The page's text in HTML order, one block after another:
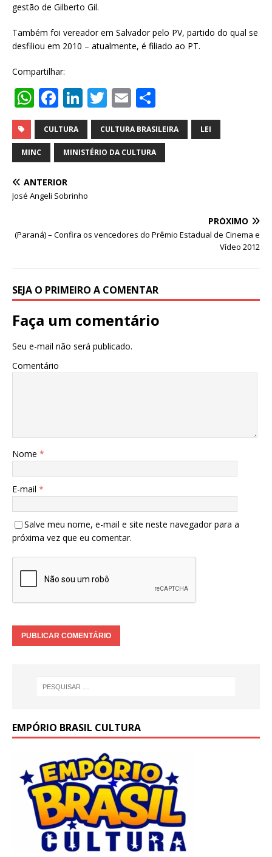
gestão de Gilberto Gil.
Também foi vereador em Salvador pelo PV, partido do qual se
desfiliou em 2010 – atualmente, é filiado ao PT.
Compartilhar:
W
h
at
s
A
p
F
a
c
e
b
o
k
Li
n
k
e
n
T
w
it
te
E
m
ai
l
h
ar
e
CULTURA CULTURA BRASILEIRA LEI
MINC MINISTÉRIO DA CULTURA
ANTERIOR
José Angeli Sobrinho
PRÓXIMO
(Paraná) – Confira os vencedores do Prêmio Estadual de Cinema e
Vídeo 2012
SEJA O PRIMEIRO A COMENTAR
Faça um comentário
Seu e-mail não será publicado.
Comentário
Nome *
E-mail *
Salve meu nome, e-mail e site neste navegador para a
próxima vez que eu comentar.
EMPÓRIO BRASIL CULTURA